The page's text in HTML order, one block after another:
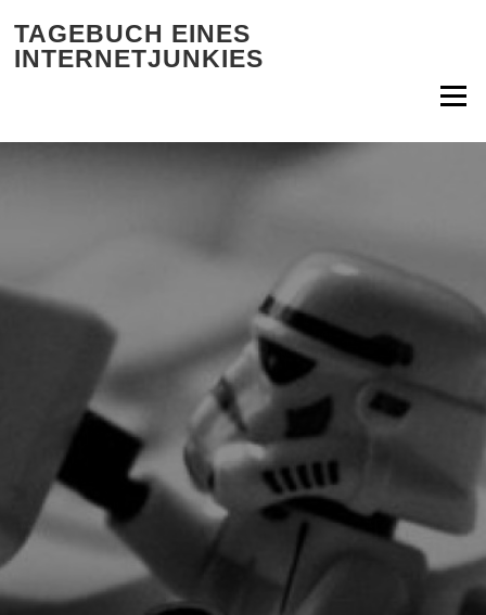
TAGEBUCH EINES
INTERNETJUNKIES
Menü